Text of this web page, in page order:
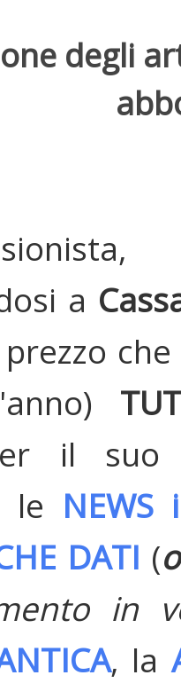
degli
a
il suo
le
DATI (
in
, la